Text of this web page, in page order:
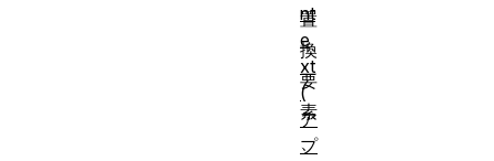
置
換
要
素
、
nt
e
xt
(
ア
プ